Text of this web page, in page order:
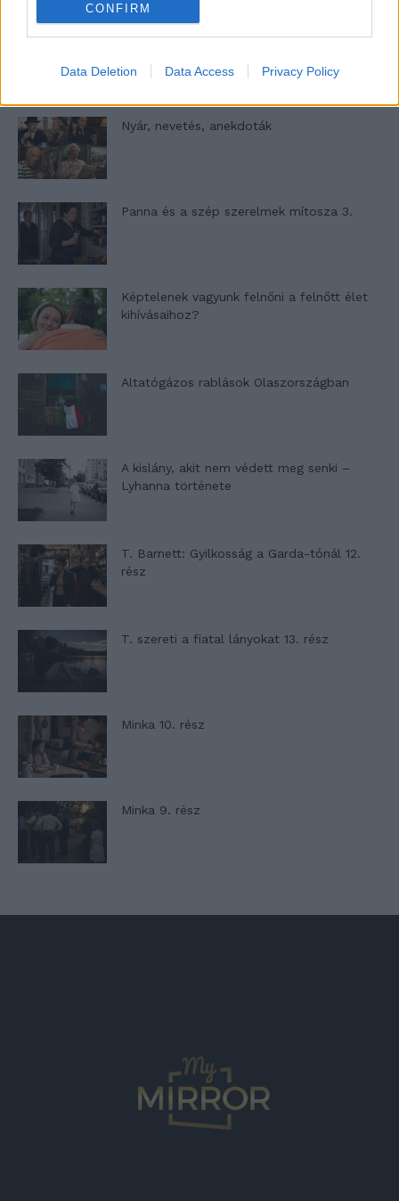
CONFIRM
Data Deletion Data Access Privacy Policy
A világ legismertebb ruhái
Nyár, nevetés, anekdoták
Panna és a szép szerelmek mítosza 3.
Képtelenek vagyunk felnőni a felnőtt élet
kihívásaihoz?
Altatógázos rablások Olaszországban
A kislány, akit nem védett meg senki –
Lyhanna története
T. Barnett: Gyilkosság a Garda-tónál 12.
rész
T. szereti a fiatal lányokat 13. rész
Minka 10. rész
Minka 9. rész